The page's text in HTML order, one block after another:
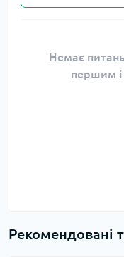
Немає
першим і
Рекомендовані